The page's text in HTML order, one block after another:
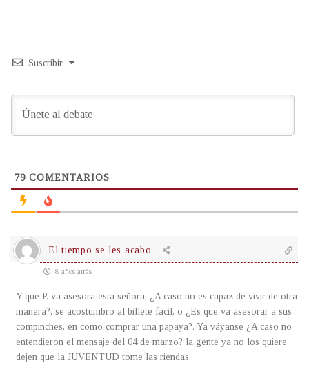
Suscribir
79 COMENTARIOS
El tiempo se les acabo
8 años atrás
Y que P. va asesora esta señora, ¿A caso no es capaz de vivir de otra
manera?, se acostumbro al billete fácil, o ¿Es que va asesorar a sus
compinches, en como comprar una papaya?. Ya váyanse ¿A caso no
entendieron el mensaje del 04 de marzo? la gente ya no los quiere,
dejen que la JUVENTUD tome las riendas.